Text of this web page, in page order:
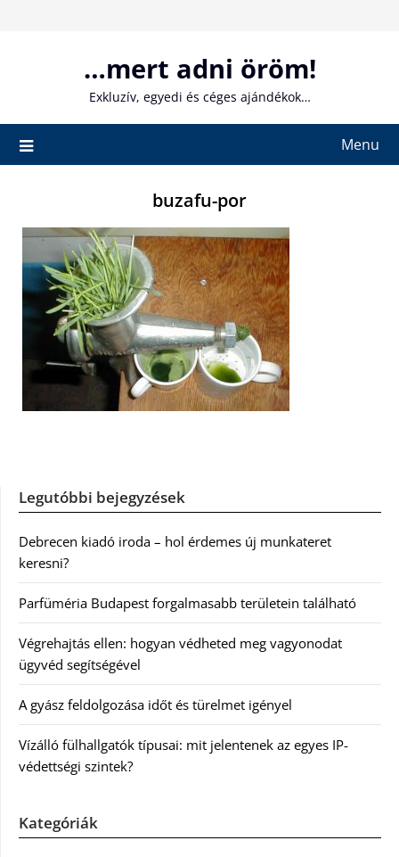
…mert adni öröm!
Exkluzív, egyedi és céges ajándékok…
Menu
buzafu-por
Legutóbbi bejegyzések
Debrecen kiadó iroda – hol érdemes új munkateret
keresni?
Parfüméria Budapest forgalmasabb területein található
Végrehajtás ellen: hogyan védheted meg vagyonodat
ügyvéd segítségével
A gyász feldolgozása időt és türelmet igényel
Vízálló fülhallgatók típusai: mit jelentenek az egyes IP-
védettségi szintek?
Kategóriák